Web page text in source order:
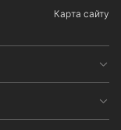
Карта сайту